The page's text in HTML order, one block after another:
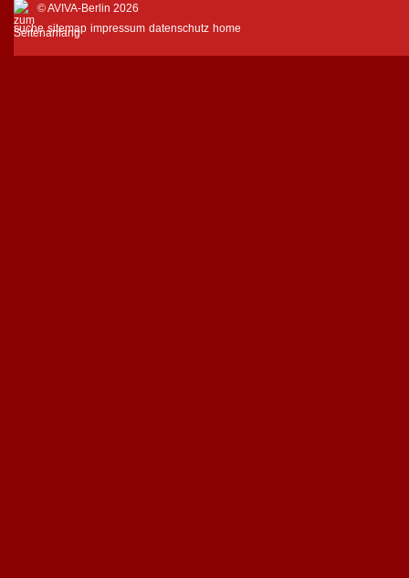
© AVIVA-Berlin 2026
suche sitemap impressum datenschutz home